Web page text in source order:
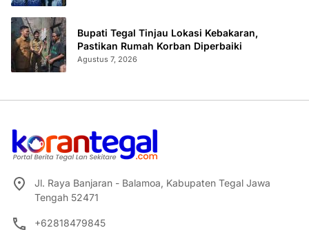
Bupati Tegal Tinjau Lokasi Kebakaran,
Pastikan Rumah Korban Diperbaiki
Agustus 7, 2026
Jl. Raya Banjaran - Balamoa, Kabupaten Tegal Jawa
Tengah 52471
+62818479845